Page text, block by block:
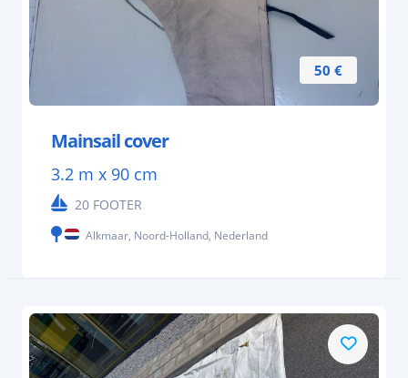
50 €
Mainsail cover
3.2 m x 90 cm
20 FOOTER
Alkmaar, Noord-Holland, Nederland